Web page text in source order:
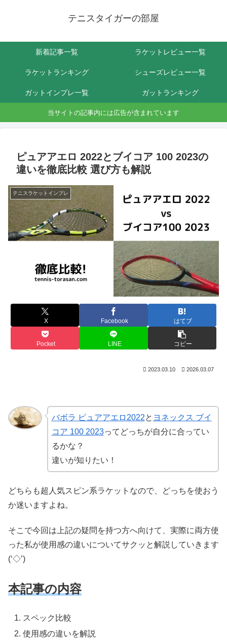
テニスタイガーの部屋
新着記事一覧 ラケットレビュー一覧
ラケットランキング シューズレビュー一覧
ガットインプレ一覧 ガットランキング
当サイトの記事内には広告が含まれています
ピュアアエロ 2022とブイコア 100 2023の
違いを徹底比較 選び方も解説
テニスラケットインプレ
X Facebook はてブ
Pocket LINE コピー
2023.03.10 2026.03.07
バボラ ピュアアエロ2022と ヨネックス ブイ
コア 100 2023ってどっちが自分に合ってい
るかな？
違いが知りたい！
どちらも超人気スピン系ラケットなので、どっちを使おう
か迷いますよね。
そこで今回は上記の疑問を持つ方へ向けて、実際に両方使
った私が使用感の違いについてサクッと解説していきます
(‘◇’)ゞ
本記事の内容
スペック比較
使用感の違いを解説